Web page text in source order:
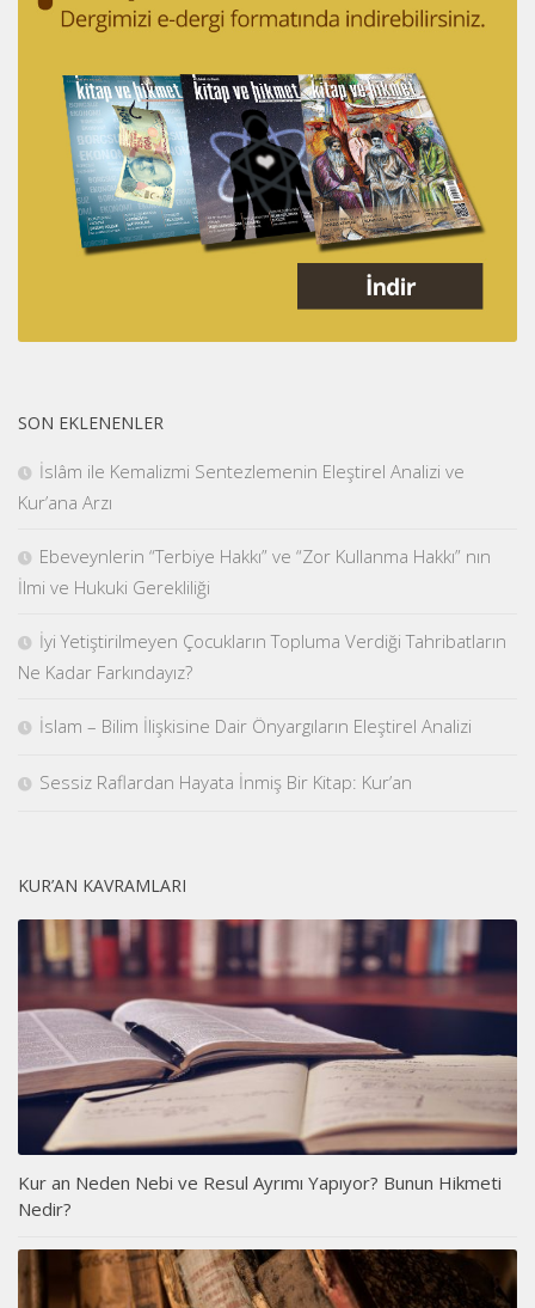
SON EKLENENLER
İslâm ile Kemalizmi Sentezlemenin Eleştirel Analizi ve
Kur’ana Arzı
Ebeveynlerin “Terbiye Hakkı” ve “Zor Kullanma Hakkı” nın
İlmi ve Hukuki Gerekliliği
İyi Yetiştirilmeyen Çocukların Topluma Verdiği Tahribatların
Ne Kadar Farkındayız?
İslam – Bilim İlişkisine Dair Önyargıların Eleştirel Analizi
Sessiz Raflardan Hayata İnmiş Bir Kitap: Kur’an
KUR’AN KAVRAMLARI
Kur an Neden Nebi ve Resul Ayrımı Yapıyor? Bunun Hikmeti
Nedir?